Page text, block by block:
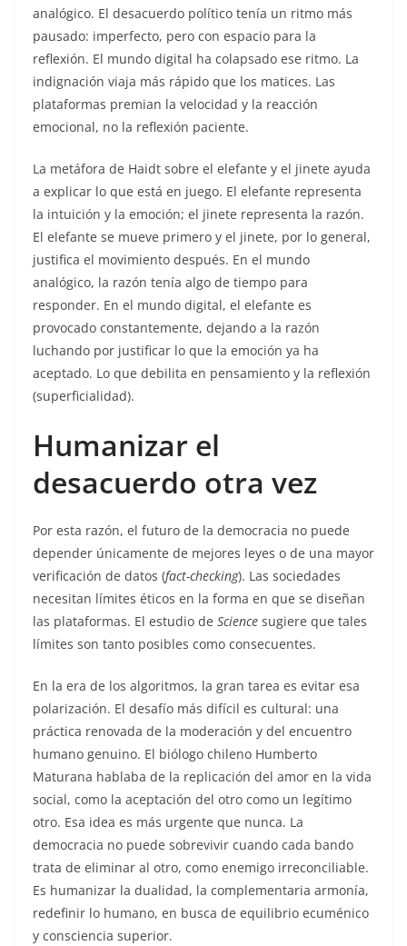
analógico. El desacuerdo político tenía un ritmo más
pausado: imperfecto, pero con espacio para la
reflexión. El mundo digital ha colapsado ese ritmo. La
indignación viaja más rápido que los matices. Las
plataformas premian la velocidad y la reacción
emocional, no la reflexión paciente.
La metáfora de Haidt sobre el elefante y el jinete ayuda
a explicar lo que está en juego. El elefante representa
la intuición y la emoción; el jinete representa la razón.
El elefante se mueve primero y el jinete, por lo general,
justifica el movimiento después. En el mundo
analógico, la razón tenía algo de tiempo para
responder. En el mundo digital, el elefante es
provocado constantemente, dejando a la razón
luchando por justificar lo que la emoción ya ha
aceptado. Lo que debilita en pensamiento y la reflexión
(superficialidad).
Humanizar el
desacuerdo otra vez
Por esta razón, el futuro de la democracia no puede
depender únicamente de mejores leyes o de una mayor
verificación de datos (fact-checking). Las sociedades
necesitan límites éticos en la forma en que se diseñan
las plataformas. El estudio de Science sugiere que tales
límites son tanto posibles como consecuentes.
En la era de los algoritmos, la gran tarea es evitar esa
polarización. El desafío más difícil es cultural: una
práctica renovada de la moderación y del encuentro
humano genuino. El biólogo chileno Humberto
Maturana hablaba de la replicación del amor en la vida
social, como la aceptación del otro como un legítimo
otro. Esa idea es más urgente que nunca. La
democracia no puede sobrevivir cuando cada bando
trata de eliminar al otro, como enemigo irreconciliable.
Es humanizar la dualidad, la complementaria armonía,
redefinir lo humano, en busca de equilibrio ecuménico
y consciencia superior.